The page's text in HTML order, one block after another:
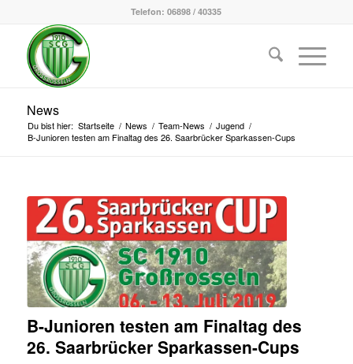
Telefon: 06898 / 40335
News
Du bist hier: Startseite / News / Team-News / Jugend /
B-Junioren testen am Finaltag des 26. Saarbrücker Sparkassen-Cups
B-Junioren testen am Finaltag des
26. Saarbrücker Sparkassen-Cups